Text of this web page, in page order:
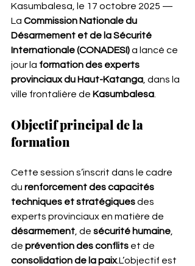
Kasumbalesa, le 17 octobre 2025 —
La Commission Nationale du
Désarmement et de la Sécurité
Internationale (CONADESI) a lancé ce
jour la formation des experts
provinciaux du Haut-Katanga , dans la
ville frontalière de Kasumbalesa
Objectif principal de la
formation
Cette session s’inscrit dans le cadre
du renforcement des capacités
techniques et stratégiques des
experts provinciaux en matière de
désarmement , de sécurité humaine
de prévention des conflits et de
consolidation de la paix.L’objectif est